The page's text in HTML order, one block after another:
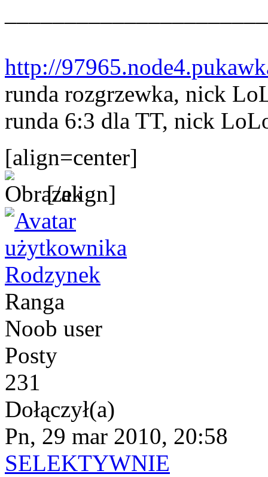
http://
runda rozgrzewka, nick
runda 6:3 dla TT, nick
[align=center]
[/align]
Rodzynek
Ranga
Noob user
Posty
231
Dołączył(a)
Pn, 29 mar 2010, 20:58
SELEKTYWNIE